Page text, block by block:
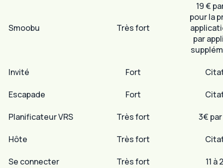
Smoobu Très fort
19 €
pour la
par
Invité Fort
Escapade Fort
Planificateur VRS Très fort 3€
Hôte Très fort
Se connecter Très fort 11 à